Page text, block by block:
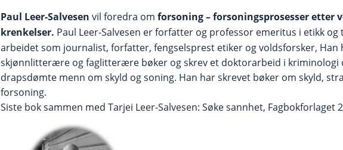
Paul Leer-Salvesen vil foredra om forsoning – forsoningsprosesser etter
krenkelser. Paul Leer-Salvesen er forfatter og professor emeritus i etikk og
arbeidet som journalist, forfatter, fengselsprest etiker og voldsforsker, Han
skjønnlitterære og faglitterære bøker og skrev et doktorarbeid i kriminologi
drapsdømte menn om skyld og soning. Han har skrevet bøker om skyld,
forsoning.
Siste bok sammen med Tarjei Leer-Salvesen: Søke sannhet, Fagbokforlaget